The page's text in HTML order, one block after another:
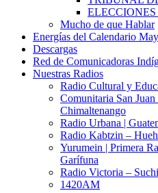
Mucho de que Hablar
Energías del Calendario
Descargas
Red de Comunicadoras
Nuestras Radios
Radio Cultural y
Comunitaria San
Chimaltenango
Radio Urbana |
Radio Kabtzin –
Yurumein | Primera
Garífuna
Radio Victoria –
1420AM